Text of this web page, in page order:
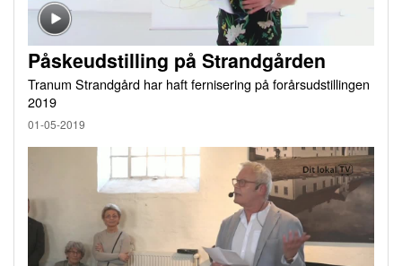
Påskeudstilling på Strandgården
Tranum Strandgård har haft fernisering på forårsudstillingen
2019
01-05-2019